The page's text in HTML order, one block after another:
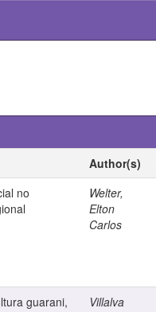
Author(s)
no
Welter,
Elton
Carlos
guarani,
Villalva